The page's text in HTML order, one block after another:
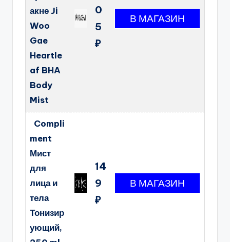
акне Ji
Woo
Gae
Heartle
af BHA
Body
Mist
0
5
₽
Compli
ment
Мист
для
лица и
тела
Тонизир
ующий,
14
9
₽